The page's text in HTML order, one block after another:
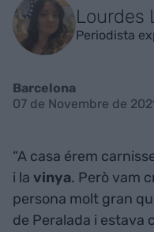
Lourdes
Periodista
Barcelona
07 de Novembre de
“A casa érem
i la vinya. Però vam
persona molt gran
de Peralada i estava